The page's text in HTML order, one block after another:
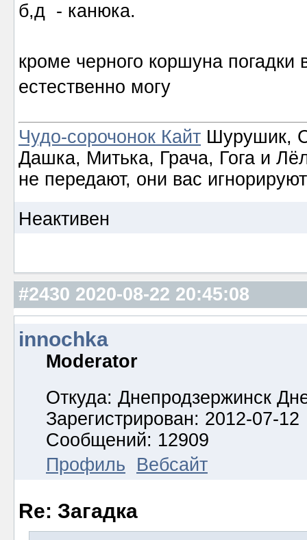
б,д - канюка.
кроме черного коршуна
естественно могу
Чудо-сорочонок Кайт Шурушик,
Дашка, Митька, Грача, Гога и
не передают, они вас игнорируют
Неактивен
#2430 2020-08-22 20:45:08
innochka
Moderator
Откуда: Днепродзержинск
Зарегистрирован: 2012-07-12
Сообщений: 12909
Профиль
Вебсайт
Re: Загадка